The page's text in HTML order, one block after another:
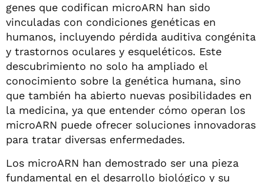
genes que codifican microARN han sido
vinculadas con condiciones genéticas en
humanos, incluyendo pérdida auditiva congénita
y trastornos oculares y esqueléticos. Este
descubrimiento no solo ha ampliado el
conocimiento sobre la genética humana, sino
que también ha abierto nuevas posibilidades en
la medicina, ya que entender cómo operan los
microARN puede ofrecer soluciones innovadoras
para tratar diversas enfermedades.
Los microARN han demostrado ser una pieza
fundamental en el desarrollo biológico y su